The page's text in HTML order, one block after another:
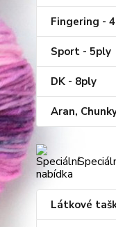
Fingering -
Sport - 5ply
DK - 8ply
Aran,
Látkové